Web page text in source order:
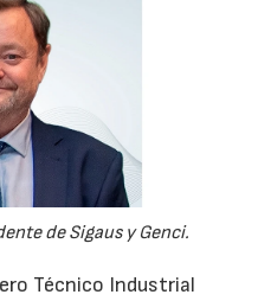
de Sigaus y Genci.
Técnico Industrial